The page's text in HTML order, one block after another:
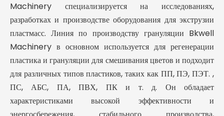
Machinery специализируется на исследованиях,
разработках и производстве оборудования для экструзии
пластмасс. Линия по производству грануляции Bkwell
Machinery в основном используется для регенерации
пластика и грануляции для смешивания цветов и подходит
для различных типов пластиков, таких как ПП, ПЭ, ПЭТ. ,
ПС, АБС, ПА, ПВХ, ПК и т. д. Он обладает
характеристиками высокой эффективности и